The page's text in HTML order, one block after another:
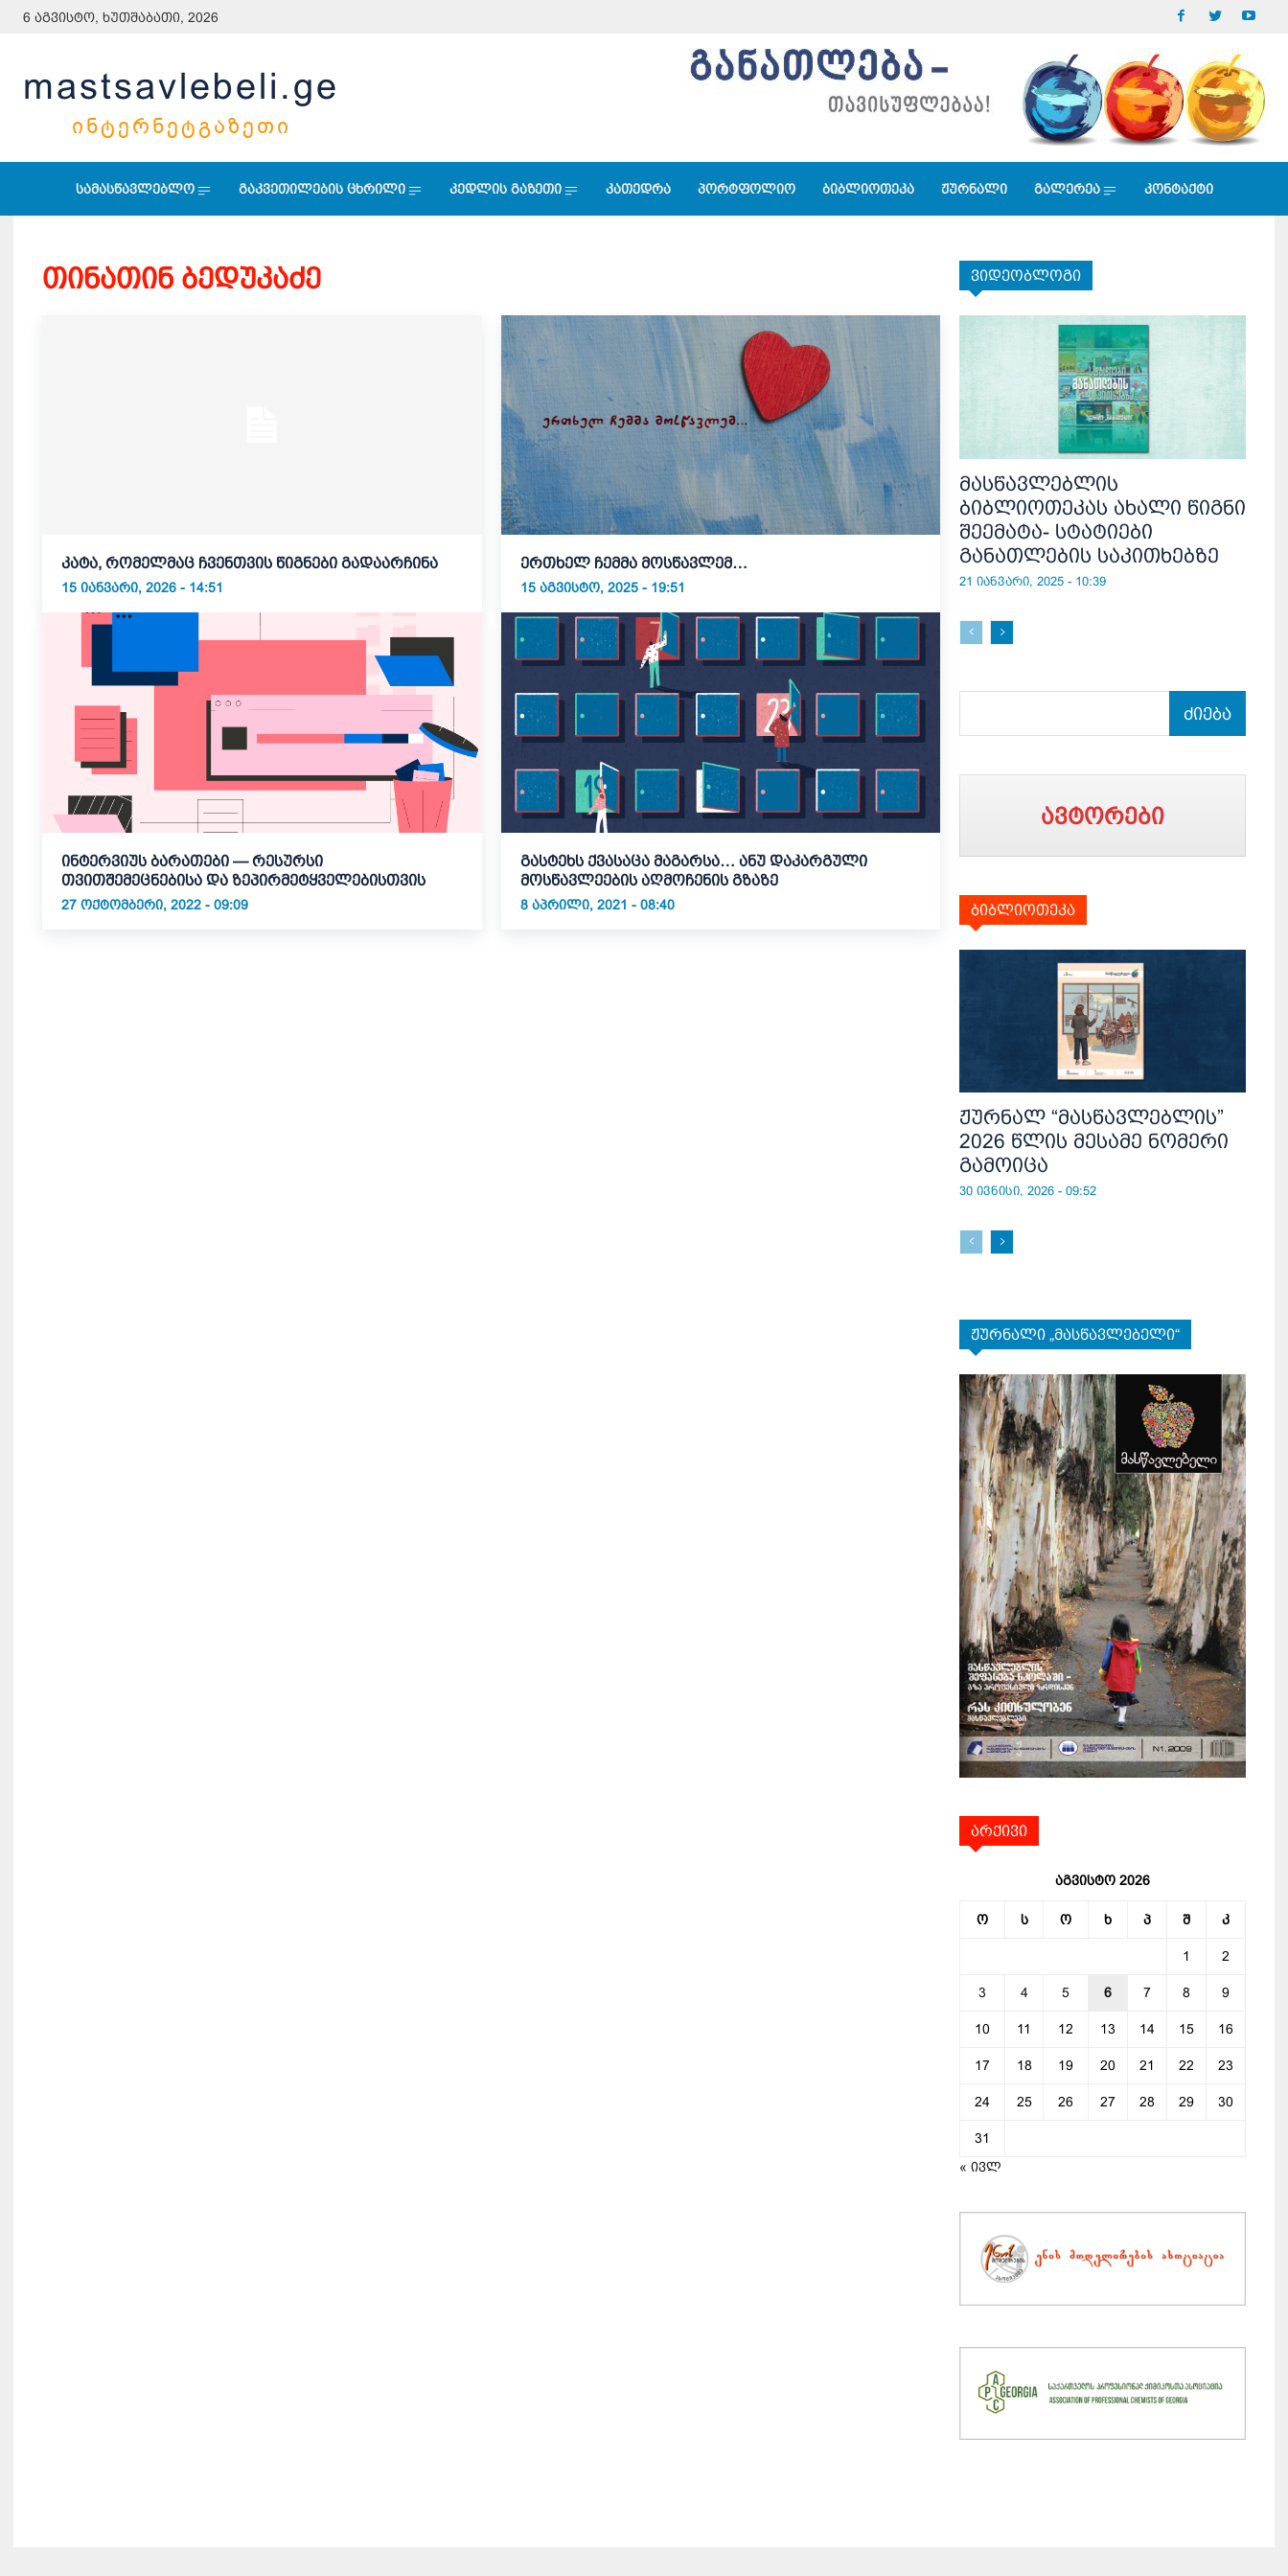
6 აგვისტო, ხუთშაბათი, 2026
mastsavlebeli.ge
ᲘᲜᲢᲔᲠᲜᲔᲢᲒᲐᲖᲔᲗᲘ
სამასწავლებლო გაკვეთილების ცხრილი კედლის გაზეთი კათედრა პორტფოლიო ბიბლიოთეკა ჟურნალი გალერეა კონტაქტი
თინათინ ბედუკაძე
კატა, რომელმაც ჩვენთვის წიგნები გადაარჩინა
15 ᲘᲐᲜᲕᲐᲠᲘ, 2026 - 14:51
ერთხელ ჩემმა მოსწავლემ…
15 ᲐᲒᲕᲘᲡᲢᲝ, 2025 - 19:51
ინტერვიუს ბარათები — რესურსი
თვითშემეცნებისა და ზეპირმეტყველებისთვის
27 ᲝᲥᲢᲝᲛᲑᲔᲠᲘ, 2022 - 09:09
გასტეხს ქვასაცა მაგარსა… ანუ დაკარგული
მოსწავლეების აღმოჩენის გზაზე
8 ᲐᲞᲠᲘᲚᲘ, 2021 - 08:40
ვიდეობლოგი
მასწავლებლის
ბიბლიოთეკას ახალი წიგნი
შეემატა- სტატიები
განათლების საკითხებზე
21 იანვარი, 2025 - 10:39
ძიება
ავტორები
ბიბლიოთეკა
ჟურნალ “მასწავლებლის”
2026 წლის მესამე ნომერი
გამოიცა
30 ივნისი, 2026 - 09:52
ჟურნალი „მასწავლებელი“
არქივი
აგვისტო 2026
ო ს ო ხ პ შ კ
1 2
3 4 5 6 7 8 9
10 11 12 13 14 15 16
17 18 19 20 21 22 23
24 25 26 27 28 29 30
31
« ივლ